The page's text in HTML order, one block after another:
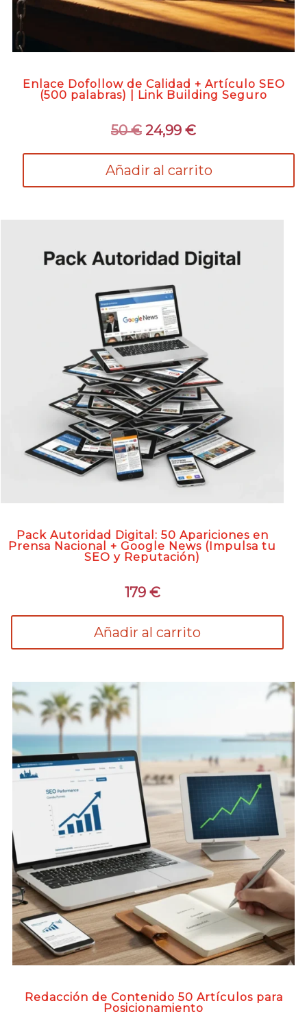
Enlace Dofollow de Calidad + Artículo SEO
(500 palabras) | Link Building Seguro
50€ El
original
era:
24,99 €El
actual
es:
Añadir al carrito
Pack Autoridad Digital: 50 Apariciones en
Prensa Nacional + Google News (Impulsa tu
SEO y Reputación)
179 €
Añadir al carrito
Redacción de Contenido 50 Artículos para
Posicionamiento